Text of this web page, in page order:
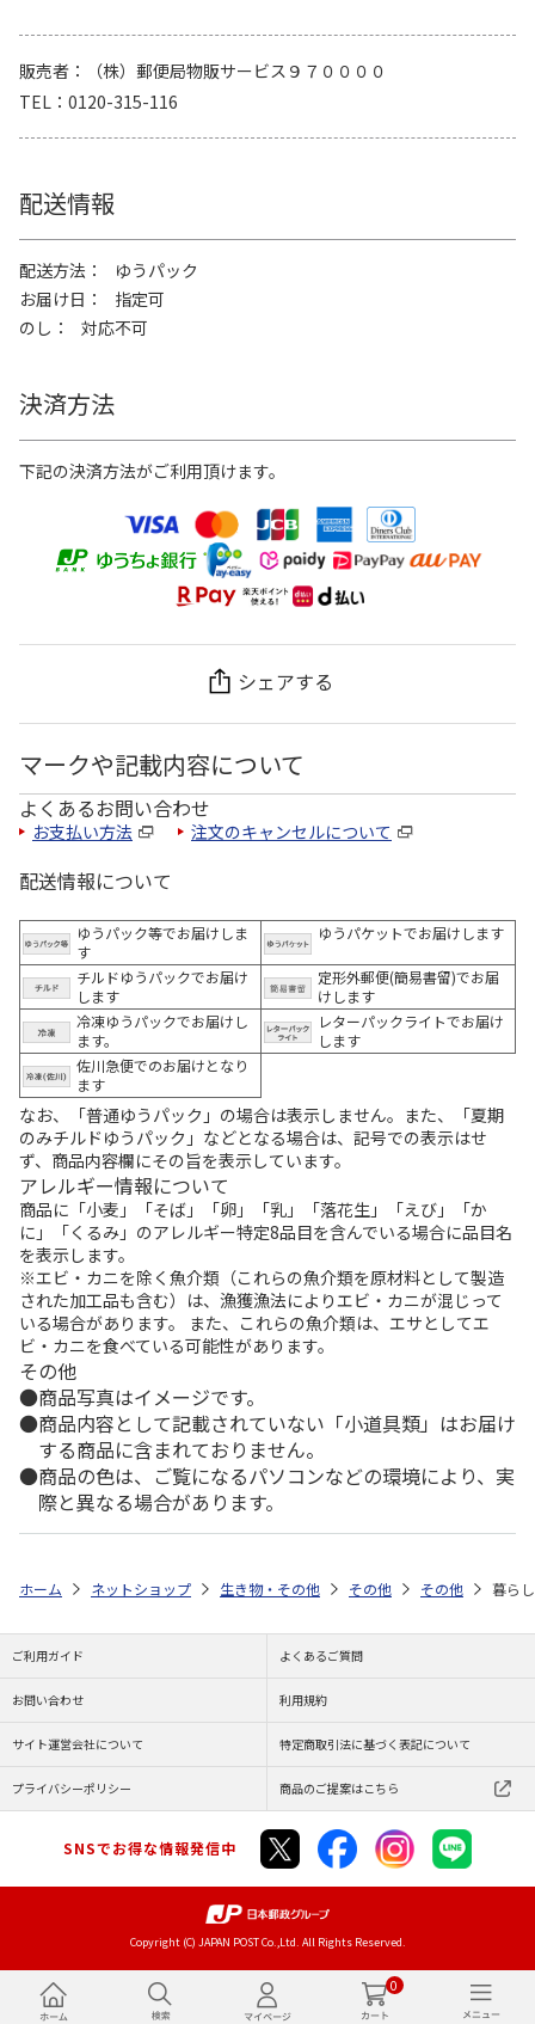
0
販売者
（株）郵便局物販サービス９７００００
TEL
0120-315-116
配送情報
配送方法
ゆうパック
お届け日
指定可
のし
対応不可
決済方法
下記の決済方法がご利用頂けます。
シェアする
マークや記載内容について
よくあるお問い合わせ
お支払い方法 注文のキャンセルについて
配送情報について
ゆうパック等でお届けしま
す
ゆうパケットでお届けします
チルドゆうパックでお届け
します
定形外郵便(簡易書留)でお届
けします
冷凍ゆうパックでお届けし
ます。
レターパックライトでお届け
します
佐川急便でのお届けとなり
ます
なお、「普通ゆうパック」の場合は表示しません。また、「夏期
のみチルドゆうパック」などとなる場合は、記号での表示はせ
ず、商品内容欄にその旨を表示しています。
アレルギー情報について
商品に「小麦」「そば」「卵」「乳」「落花生」「えび」「か
に」「くるみ」のアレルギー特定8品目を含んでいる場合に品目名
を表示します。
※エビ・カニを除く魚介類（これらの魚介類を原材料として製造
された加工品も含む）は、漁獲漁法によりエビ・カニが混じって
いる場合があります。 また、これらの魚介類は、エサとしてエ
ビ・カニを食べている可能性があります。
その他
商品写真はイメージです。
商品内容として記載されていない「小道具類」はお届け
する商品に含まれておりません。
商品の色は、ご覧になるパソコンなどの環境により、実
際と異なる場合があります。
ホーム ネットショップ 生き物・その他 その他 その他 暮ら
ご利用ガイド よくあるご質問
お問い合わせ 利用規約
サイト運営会社について 特定商取引法に基づく表記について
プライバシーポリシー 商品のご提案はこちら
SNSでお得な情報発信中
Copyright (C) JAPAN POST Co.,Ltd. All Rights Reserved.